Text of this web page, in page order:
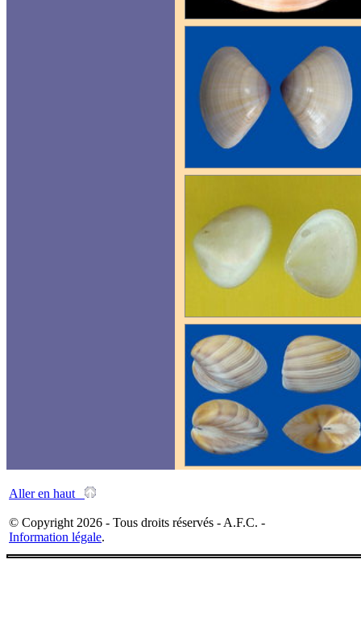
Aller en haut
© Copyright 2026 - Tous droits réservés - A.F.C. -
Information légale.